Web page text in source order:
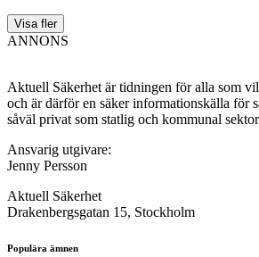
Visa fler
ANNONS
Aktuell Säkerhet är tidningen för alla som
och är därför en säker informationskälla för
såväl privat som statlig och kommunal
Ansvarig utgivare:
Jenny Persson
Aktuell Säkerhet
Drakenbergsgatan 15, Stockholm
Populära ämnen